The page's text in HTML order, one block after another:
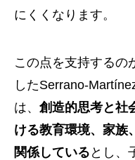
にくくなります。
この点を支持するの
したSerrano-
は、 創造的思考と社
ける教育環境、家族
関係している とし、